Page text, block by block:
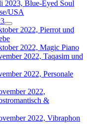
2023, Blue-Eyed Soul
USA
2022, Pierrot und
2022, Magic Piano
2022, Taqasim und
2022, Personale
2022,
&
2022, Vibraphon